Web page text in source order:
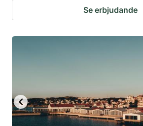
Se erbjudande